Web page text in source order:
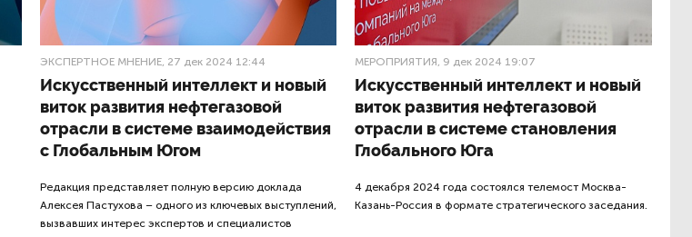
ЭКСПЕРТНОЕ МНЕНИЕ, 27 дек 2024 12:44
Искусственный интеллект и новый
виток развития нефтегазовой
отрасли в системе взаимодействия
с Глобальным Югом
Редакция представляет полную версию доклада
Алексея Пастухова – одного из ключевых выступлений,
вызвавших интерес экспертов и специалистов
МЕРОПРИЯТИЯ, 9 дек 2024 19:07
Искусственный интеллект и новый
виток развития нефтегазовой
отрасли в системе становления
Глобального Юга
4 декабря 2024 года состоялся телемост Москва-
Казань-Россия в формате стратегического заседания.